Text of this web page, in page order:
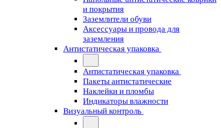
и покрытия
Заземлители обуви
Аксессуары и провода для
заземления
Антистатическая упаковка
Антистатическая упаковка
Пакеты антистатические
Наклейки и пломбы
Индикаторы влажности
Визуальный контроль